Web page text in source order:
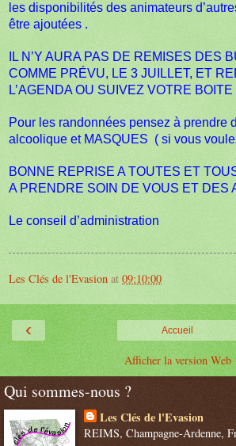
les disponibilités des animateurs
être ajoutées .
IL N’Y AURA PAS DE REMISES DES
COMME PRÉVU, LE 3 JUILLET, ET
L’AGENDA OU SUIVEZ VOTRE
Pour les randonnées pensez à prendre
alcoolique et MASQUES ( si vous
BONNE REPRISE A TOUTES ET
A PRENDRE SOIN DE VOUS ET DES
Le conseil d’administration
Les Clés de l'Evasion at 09:10:00
‹ Accueil
Afficher la version Web
Qui sommes-nous ?
Les Clés de l'Evasion
REIMS, Champagne-Ardenne,